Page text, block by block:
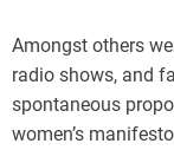
Amongst others
radio shows, and
spontaneous
women’s